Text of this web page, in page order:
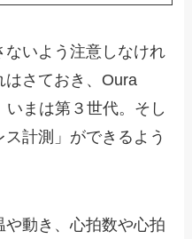
ないよう注意しなけれ
はさておき、Oura
まは第３世代。そし
計測」ができるよう
や動き、心拍数や心拍